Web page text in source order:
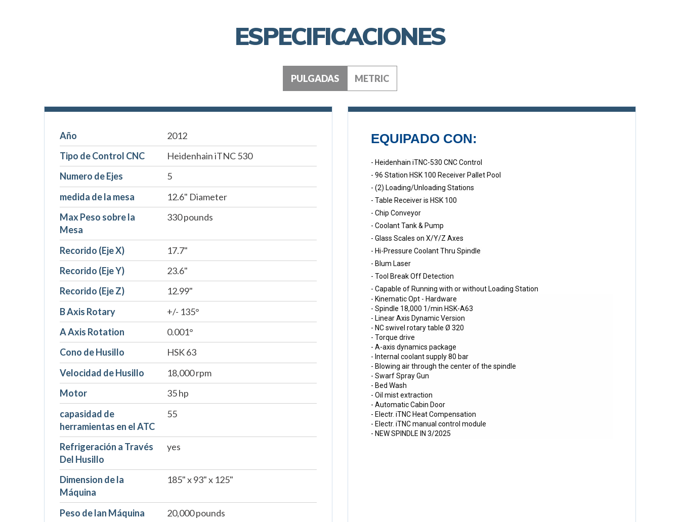
ESPECIFICACIONES
PULGADAS METRIC
Año
2012
Tipo de Control CNC
Heidenhain iTNC 530
Numero de Ejes
5
medida de la mesa
12.6" Diameter
Max Peso sobre la
Mesa
330 pounds
Recorido (Eje X)
17.7"
Recorido (Eje Y)
23.6"
Recorido (Eje Z)
12.99"
B Axis Rotary
+/- 135°
A Axis Rotation
0.001°
Cono de Husillo
HSK 63
Velocidad de Husillo
18,000 rpm
Motor
35 hp
capasidad de
herramientas en el ATC
55
Refrigeración a Través
Del Husillo
yes
Dimension de la
Máquina
185" x 93" x 125"
Peso de lan Máquina 20,000 pounds
EQUIPADO CON:
- Heidenhain iTNC-530 CNC Control
- 96 Station HSK 100 Receiver Pallet Pool
- (2) Loading/Unloading Stations
- Table Receiver is HSK 100
- Chip Conveyor
- Coolant Tank & Pump
- Glass Scales on X/Y/Z Axes
- Hi-Pressure Coolant Thru Spindle
- Blum Laser
- Tool Break Off Detection
- Capable of Running with or without Loading Station
- Kinematic Opt - Hardware
- Spindle 18,000 1/min HSK-A63
- Linear Axis Dynamic Version
- NC swivel rotary table Ø 320
- Torque drive
- A-axis dynamics package
- Internal coolant supply 80 bar
- Blowing air through the center of the spindle
- Swarf Spray Gun
- Bed Wash
- Oil mist extraction
- Automatic Cabin Door
- Electr. iTNC Heat Compensation
- Electr. iTNC manual control module
- NEW SPINDLE IN 3/2025